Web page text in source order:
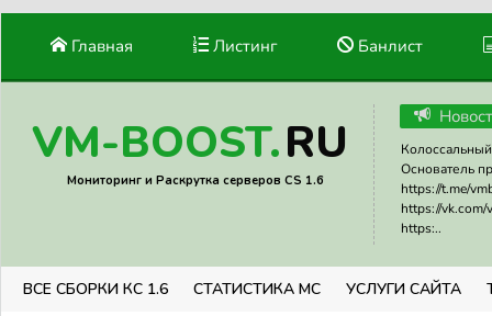
Главная Листинг Банлист
VM-BOOST.RU
Мониторинг и Раскрутка серверов CS 1.6
Основатель
https://t.me/
https://vk.com/
https:..
ВСЕ СБОРКИ КС 1.6 СТАТИСТИКА МС УСЛУГИ САЙТА